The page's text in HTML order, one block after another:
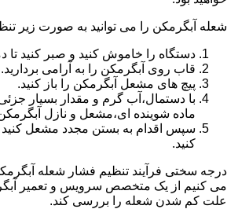
شعله آبگرمکن را می توانید به صورت زیر
دستگاه را خاموش کنید و صبر کنید تا
قاب روی آبگرمکن را به آرامی بردارید.
پیچ های مشعل آبگرمکن را باز کنید.
با دستمال،آب گرم و مقدار بسیار
ماده شوینده ای،مشعل و نازل آبگرمکن
سپس اقدام به بستن مجدد مشعل
کنید.
درجه سختی فرآیند تنظیم فشار شعله
می کنیم از یک متخصص سرویس و تعمیر
علت کم شدن شعله را بررسی کند.